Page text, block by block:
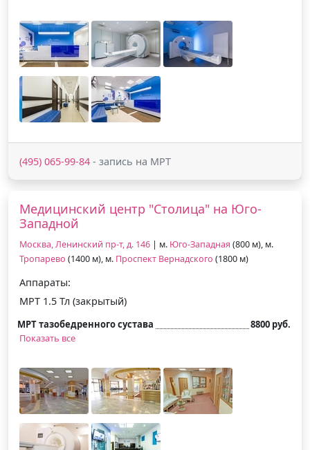
(495) 065-99-84 - запись на МРТ
Медицинский центр "Столица" на Юго-
Западной
Москва, Ленинский пр-т, д. 146 | м. Юго-Западная (800 м), м.
Тропарево (1400 м), м. Проспект Вернадского (1800 м)
Аппараты:
МРТ 1.5 Тл (закрытый)
МРТ тазобедренного сустава
8800 руб.
Показать все